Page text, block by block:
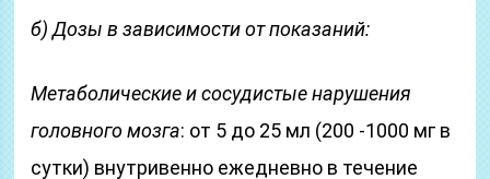
б) Дозы в зависимости от показаний:
Метаболические и сосудистые нарушения
головного мозга: от 5 до 25 мл (200 -1000 мг в
сутки) внутривенно ежедневно в течение